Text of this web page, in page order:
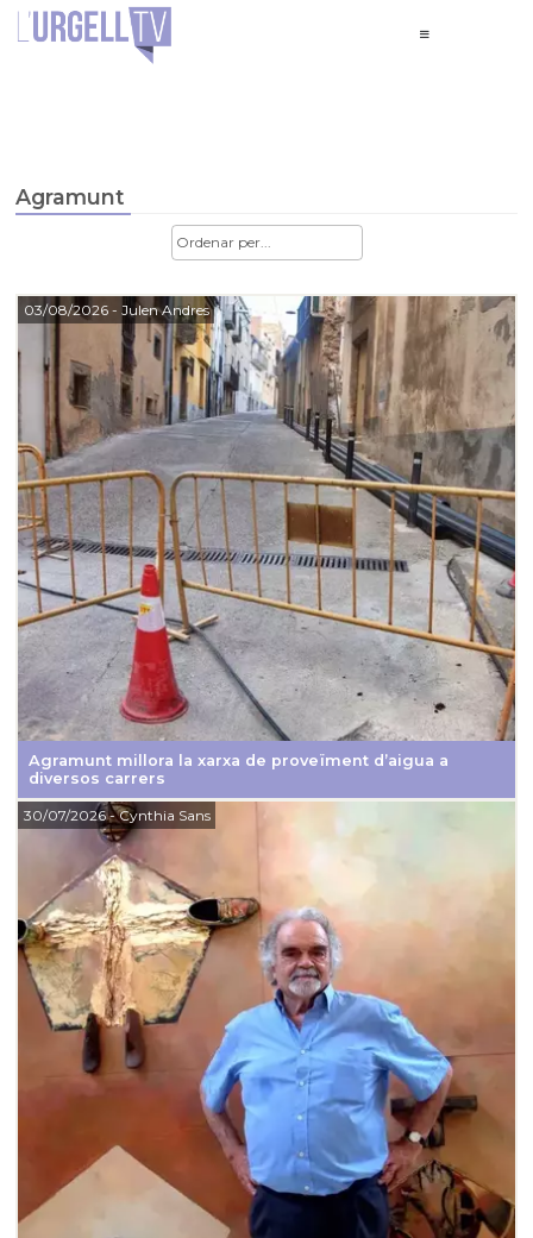
Agramunt
Agramunt millora la xarxa de proveïment d’aigua a
diversos carrers
03/08/2026- Julen Andres
30/07/2026- Cynthia Sans